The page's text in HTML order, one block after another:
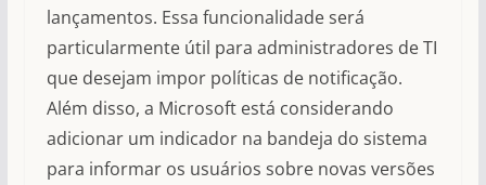
lançamentos. Essa funcionalidade será
particularmente útil para administradores de TI
que desejam impor políticas de notificação.
Além disso, a Microsoft está considerando
adicionar um indicador na bandeja do sistema
para informar os usuários sobre novas versões